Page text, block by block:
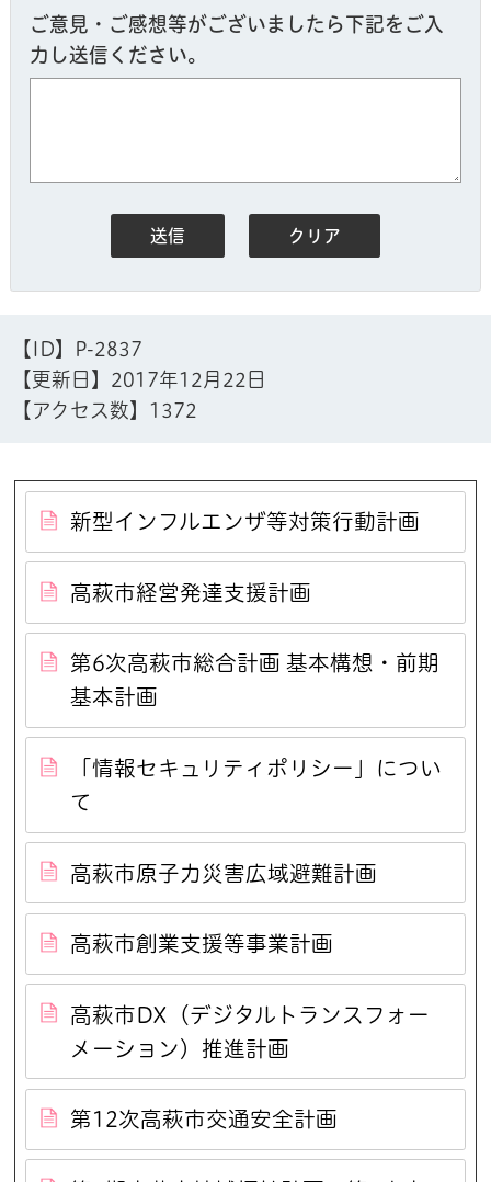
ご意見・ご感想等がございましたら下記をご入
力し送信ください。
【ID】
P-2837
【更新日】 2017年12月22日
【アクセス数】
1372
新型インフルエンザ等対策行動計画
高萩市経営発達支援計画
第6次高萩市総合計画 基本構想・前期
基本計画
「情報セキュリティポリシー」につい
て
高萩市原子力災害広域避難計画
高萩市創業支援等事業計画
高萩市DX（デジタルトランスフォー
メーション）推進計画
第12次高萩市交通安全計画